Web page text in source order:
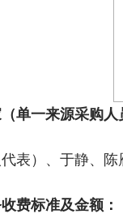
单一来源采购人
表）、于静、陈
费标准及金额：